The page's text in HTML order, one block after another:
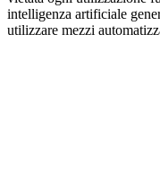
intelligenza artificiale
utilizzare mezzi